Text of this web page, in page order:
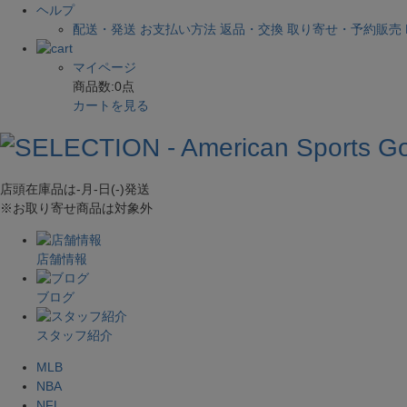
ヘルプ
配送・発送 お支払い方法 返品・交換 取り寄せ・予約販売
マイページ
商品数:0点
カートを見る
店頭在庫品は-月-日(-)発送
※お取り寄せ商品は対象外
店舗情報
ブログ
スタッフ紹介
MLB
NBA